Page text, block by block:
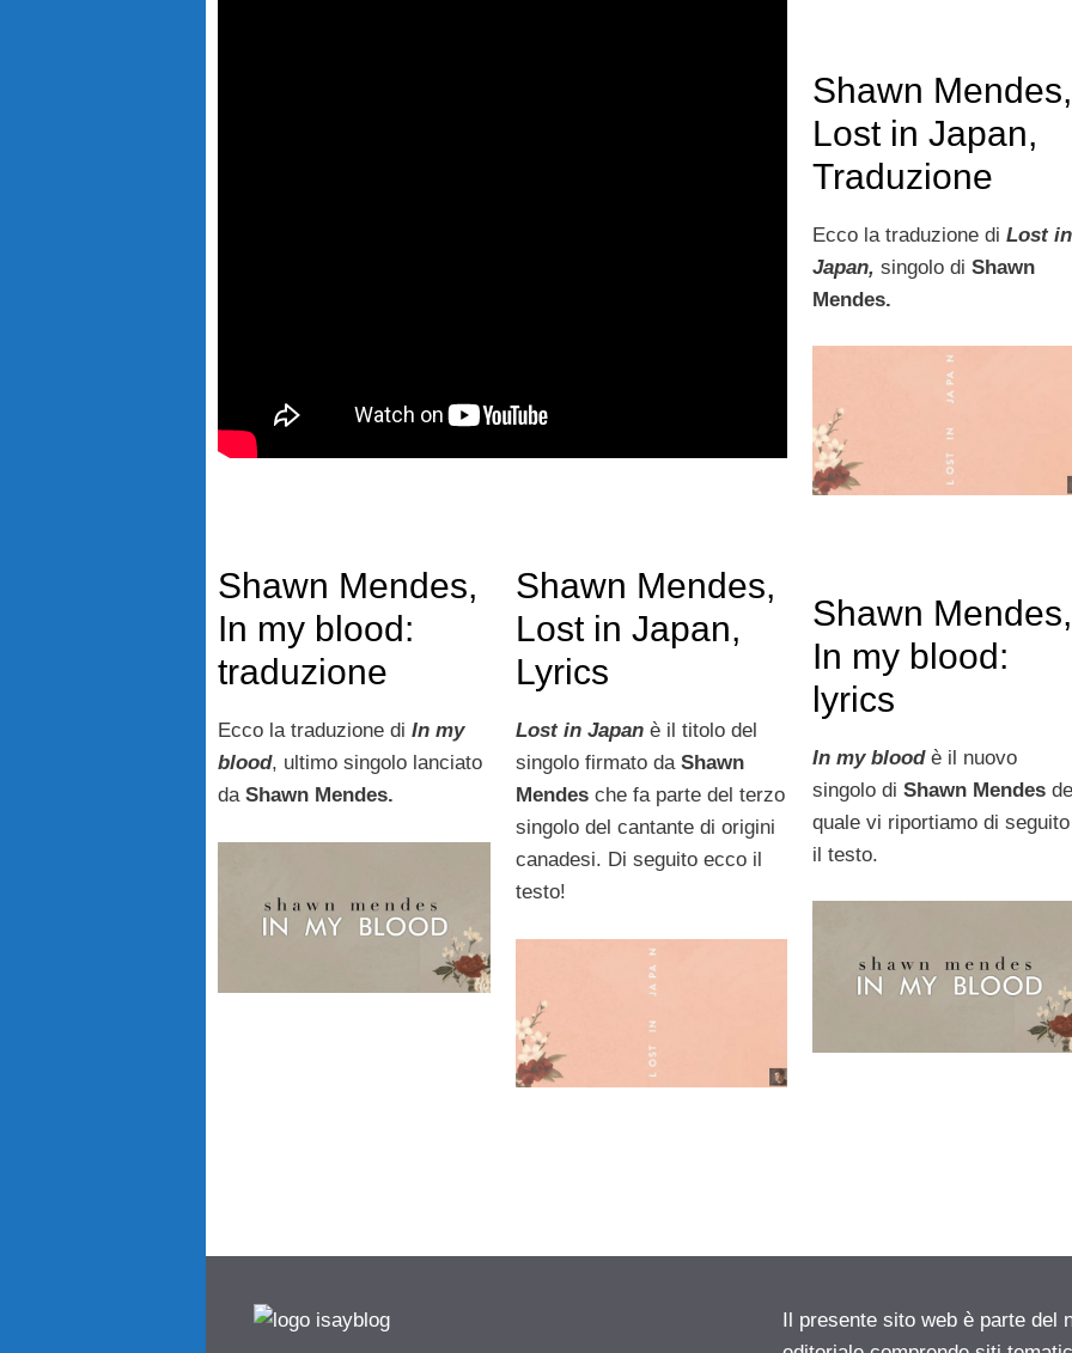
Shawn Mendes,
Lost in Japan,
Traduzione
Ecco la traduzione diLost in
Japan, singolo diShawn
Mendes.
Shawn Mendes,
In my blood:
traduzione
Ecco la traduzione di In my
blood, ultimo singolo lanciato
daShawn Mendes.
Shawn Mendes,
Lost in Japan,
Lyrics
Lost in Japanè il titolo del
singolo firmato da Shawn
Mendesche fa parte del terzo
singolo del cantante di origini
canadesi. Di seguito ecco il
testo!
Shawn Mendes,
In my blood:
lyrics
In my bloodè il nuovo
singolo diShawn Mendes
quale vi riportiamo di seguito
il testo.
Il presente sito web è parte